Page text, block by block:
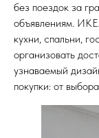
без поездок за
объявлениям.
кухни, спальни,
организовать
узнаваемый
покупки: от